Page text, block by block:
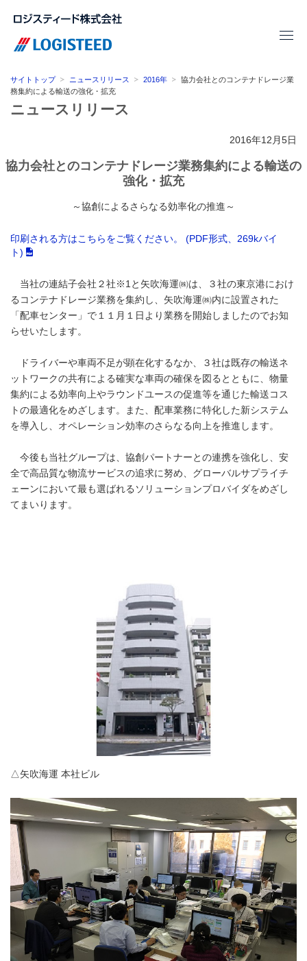
サイトトップ ニュースリリース 2016年
協力会社とのコンテナドレージ業
務集約による輸送の強化・拡充
ニュースリリース
2016年12月5日
協力会社とのコンテナドレージ業務集約による輸送の
強化・拡充
～協創によるさらなる効率化の推進～
印刷される方はこちらをご覧ください。 (PDF形式、269kバイ
ト)
当社の連結子会社２社※1と矢吹海運㈱は、３社の東京港におけ
るコンテナドレージ業務を集約し、矢吹海運㈱内に設置された
「配車センター」で１１月１日より業務を開始しましたのでお知
らせいたします。
ドライバーや車両不足が顕在化するなか、３社は既存の輸送ネ
ットワークの共有による確実な車両の確保を図るとともに、物量
集約による効率向上やラウンドユースの促進等を通じた輸送コス
トの最適化をめざします。また、配車業務に特化した新システム
を導入し、オペレーション効率のさらなる向上を推進します。
今後も当社グループは、協創パートナーとの連携を強化し、安
全で高品質な物流サービスの追求に努め、グローバルサプライチ
ェーンにおいて最も選ばれるソリューションプロバイダをめざし
てまいります。
△矢吹海運 本社ビル